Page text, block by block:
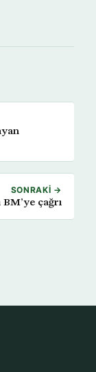
SONRAKI →
BM’ye çağrı